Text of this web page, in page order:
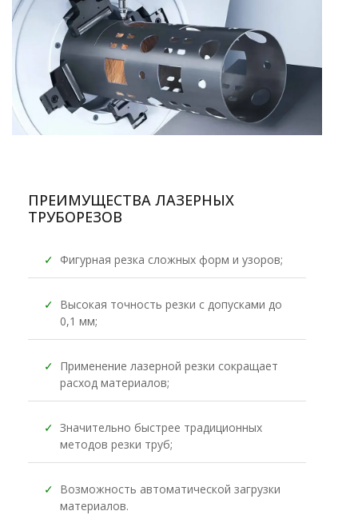
ПРЕИМУЩЕСТВА ЛАЗЕРНЫХ
ТРУБОРЕЗОВ
✓ Фигурная резка сложных форм и узоров;
✓ Высокая точность резки с допусками до
0,1 мм;
✓ Применение лазерной резки сокращает
расход материалов;
✓ Значительно быстрее традиционных
методов резки труб;
✓ Возможность автоматической загрузки
материалов.